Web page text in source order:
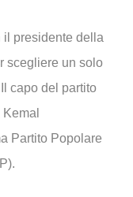
il presidente della
scegliere un solo
capo del partito
Partito Popolare